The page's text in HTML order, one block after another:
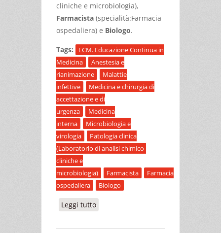
cliniche e microbiologia),
Farmacista (specialità:Farmacia
ospedaliera) e Biologo.
Tags:
ECM. Educazione Continua in
Medicina
Anestesia e
rianimazione
Malattie
infettive
Medicina e chirurgia di
accettazione e di
urgenza
Medicina
interna
Microbiologia e
virologia
Patologia clinica
(Laboratorio di analisi chimico-
cliniche e
microbiologia)
Farmacista
Farmacia
ospedaliera
Biologo
Leggi tutto